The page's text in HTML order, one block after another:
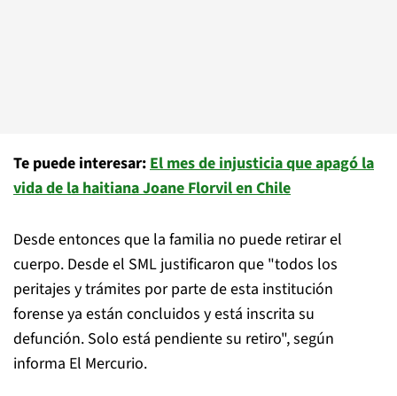
Te puede interesar: El mes de injusticia que apagó la
vida de la haitiana Joane Florvil en Chile
Desde entonces que la familia no puede retirar el
cuerpo. Desde el SML justificaron que "todos los
peritajes y trámites por parte de esta institución
forense ya están concluidos y está inscrita su
defunción. Solo está pendiente su retiro", según
informa El Mercurio.